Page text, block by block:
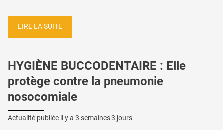
LIRE LA SUITE
HYGIÈNE BUCCODENTAIRE : Elle
protège contre la pneumonie
nosocomiale
Actualité publiée il y a 3 semaines 3 jours